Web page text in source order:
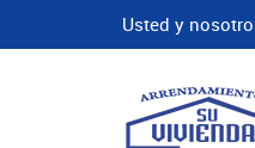
Usted y